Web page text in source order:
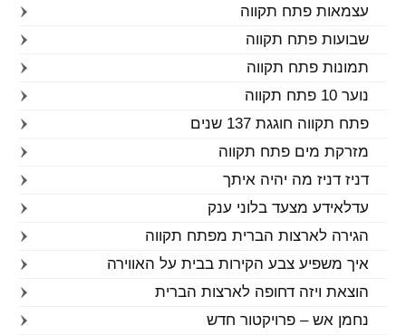
עצמאות פתח תקווה
שבועות פתח תקווה
תמונות פתח תקווה
נוער 10 פתח תקווה
פתח תקווה חוגגת 137 שנים
מזרקת מים פתח תקווה
דניז דניז מה יהיה איתך
עדלאידע מצעד בלוני ענק
הגירה לארצות הברית מפתח תקווה
איך משפיע צבע הקירות בבית על האווירה
הוצאת ויזה דחופה לארצות הברית
נחמן אש – פרויקטור חדש